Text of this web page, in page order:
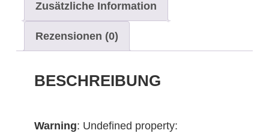
Zusätzliche Information
Rezensionen (0)
BESCHREIBUNG
Warning: Undefined property: